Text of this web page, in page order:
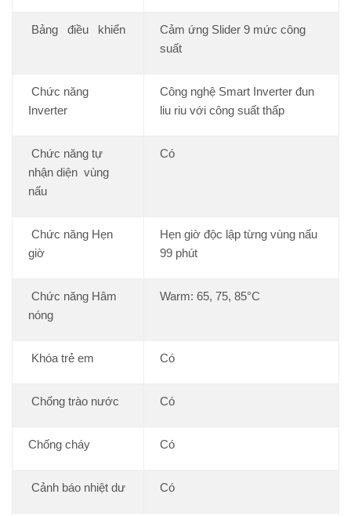
Bảng điều khiển
Cảm ứng Slider 9 mức công
suất
Chức năng
Inverter
Công nghệ Smart Inverter đun
liu riu với công suất thấp
Chức năng tự
nhận diện vùng
nấu
Có
Chức năng Hẹn
giờ
Hẹn giờ độc lập từng vùng nấu
99 phút
Chức năng Hâm
nóng
Warm: 65, 75, 85°C
Khóa trẻ em Có
Chống trào nước Có
Chống cháy Có
Cảnh báo nhiệt dư Có